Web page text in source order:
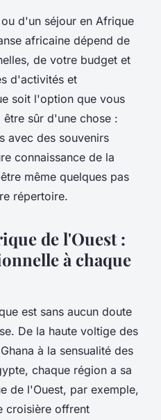
d'un séjour en Afrique
africaine dépend de
de votre budget et
d'activités et
soit l'option que vous
sûr d'une chose :
avec des souvenirs
connaissance de la
même quelques pas
répertoire.
de l'Ouest :
à chaque
est sans aucun doute
De la haute voltige des
à la sensualité des
chaque région a sa
de l'Ouest, par exemple,
croisière offrent